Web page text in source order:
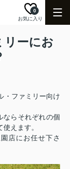
お気に入り
0
リーにお
・ファミリー向け
ならそれぞれの個
えます。
店にお任せ下さ